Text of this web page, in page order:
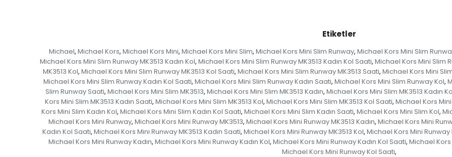
Etiketler
Michael, Michael Kors, Michael Kors Mini, Michael Kors Mini Slim, Michael Kors Mini Slim Runway, Michael Kors Mini Slim
Michael Kors Mini Slim Runway MK3513 Kadın Kol, Michael Kors Mini Slim Runway MK3513 Kadın Kol Saati, Michael Kors Mini Slim
MK3513 Kol, Michael Kors Mini Slim Runway MK3513 Kol Saati, Michael Kors Mini Slim Runway MK3513 Saati, Michael Kors Mini
Michael Kors Mini Slim Runway Kadın Kol Saati, Michael Kors Mini Slim Runway Kadın Saati, Michael Kors Mini Slim Runway Kol,
Slim Runway Saati, Michael Kors Mini Slim MK3513, Michael Kors Mini Slim MK3513 Kadın, Michael Kors Mini Slim MK3513 Kadın
Kors Mini Slim MK3513 Kadın Saati, Michael Kors Mini Slim MK3513 Kol, Michael Kors Mini Slim MK3513 Kol Saati, Michael Kors
Kors Mini Slim Kadın Kol, Michael Kors Mini Slim Kadın Kol Saati, Michael Kors Mini Slim Kadın Saati, Michael Kors Mini Slim Kol,
Michael Kors Mini Runway, Michael Kors Mini Runway MK3513, Michael Kors Mini Runway MK3513 Kadın, Michael Kors Mini
Kadın Kol Saati, Michael Kors Mini Runway MK3513 Kadın Saati, Michael Kors Mini Runway MK3513 Kol, Michael Kors Mini Runway
Michael Kors Mini Runway Kadın, Michael Kors Mini Runway Kadın Kol, Michael Kors Mini Runway Kadın Kol Saati, Michael Kors
Michael Kors Mini Runway Kol Saati,